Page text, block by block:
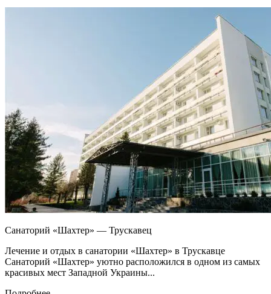
Санаторий «Шахтер» — Трускавец
Лечение и отдых в санатории «Шахтер» в Трускавце
Санаторий «Шахтер» уютно расположился в одном из самых
красивых мест Западной Украины...